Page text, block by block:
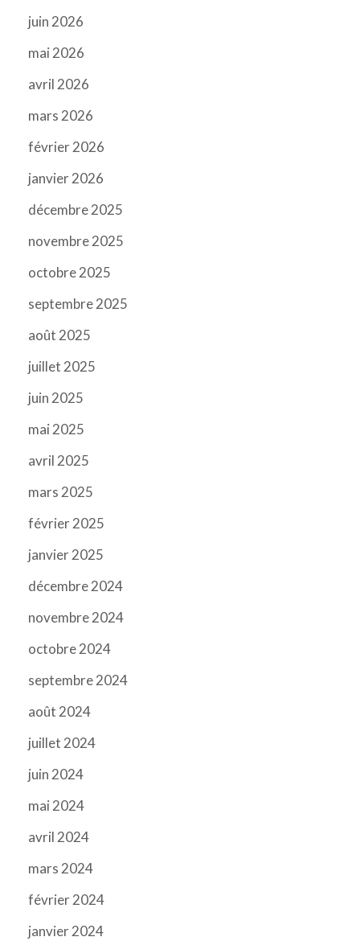
juin 2026
mai 2026
avril 2026
mars 2026
février 2026
janvier 2026
décembre 2025
novembre 2025
octobre 2025
septembre 2025
août 2025
juillet 2025
juin 2025
mai 2025
avril 2025
mars 2025
février 2025
janvier 2025
décembre 2024
novembre 2024
octobre 2024
septembre 2024
août 2024
juillet 2024
juin 2024
mai 2024
avril 2024
mars 2024
février 2024
janvier 2024